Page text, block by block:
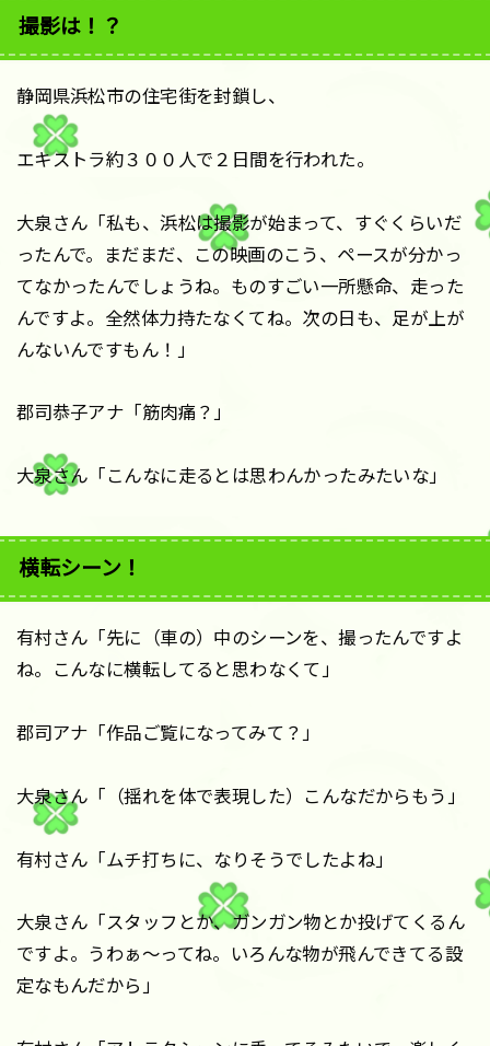
撮影は！？
静岡県浜松市の住宅街を封鎖し、
エキストラ約３００人で２日間を行われた。
大泉さん「私も、浜松は撮影が始まって、すぐくらいだ
ったんで。まだまだ、この映画のこう、ペースが分かっ
てなかったんでしょうね。ものすごい一所懸命、走った
んですよ。全然体力持たなくてね。次の日も、足が上が
んないんですもん！」
郡司恭子アナ「筋肉痛？」
大泉さん「こんなに走るとは思わんかったみたいな」
横転シーン！
有村さん「先に（車の）中のシーンを、撮ったんですよ
ね。こんなに横転してると思わなくて」
郡司アナ「作品ご覧になってみて？」
大泉さん「（揺れを体で表現した）こんなだからもう」
有村さん「ムチ打ちに、なりそうでしたよね」
大泉さん「スタッフとか、ガンガン物とか投げてくるん
ですよ。うわぁ～ってね。いろんな物が飛んできてる設
定なもんだから」